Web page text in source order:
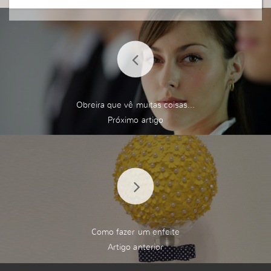
Obreira que vê muitas coisas...
Como fazer um enfeite